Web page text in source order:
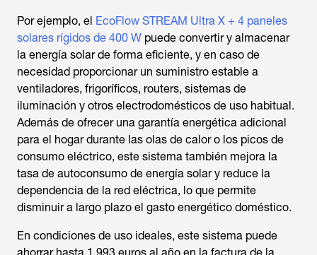
Por ejemplo, el EcoFlow STREAM Ultra X + 4 paneles
solares rígidos de 400 W puede convertir y almacenar
la energía solar de forma eficiente, y en caso de
necesidad proporcionar un suministro estable a
ventiladores, frigoríficos, routers, sistemas de
iluminación y otros electrodomésticos de uso habitual.
Además de ofrecer una garantía energética adicional
para el hogar durante las olas de calor o los picos de
consumo eléctrico, este sistema también mejora la
tasa de autoconsumo de energía solar y reduce la
dependencia de la red eléctrica, lo que permite
disminuir a largo plazo el gasto energético doméstico.
En condiciones de uso ideales, este sistema puede